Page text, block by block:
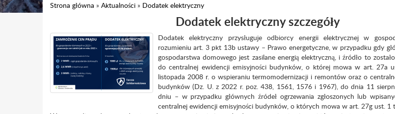
Strona główna » Aktualności » Dodatek elektryczny
Dodatek elektryczny szczegóły
Dodatek elektryczny przysługuje odbiorcy energii elektrycznej w
rozumieniu art. 3 pkt 13b ustawy – Prawo energetyczne, w przypadku gdy
gospodarstwa domowego jest zasilane energią elektryczną, i źródło to
do centralnej ewidencji emisyjności budynków, o której mowa w art. 27a
listopada 2008 r. o wspieraniu termomodernizacji i remontów oraz o
budynków (Dz. U. z 2022 r. poz. 438, 1561, 1576 i 1967), do dnia 11
dniu – w przypadku głównych źródeł ogrzewania zgłoszonych lub
centralnej ewidencji emisyjności budynków, o których mowa w art. 27g ust. 1